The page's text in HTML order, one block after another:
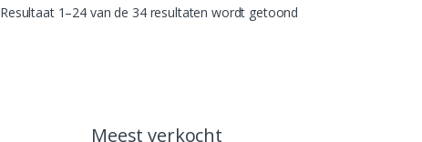
Resultaat 1–24 van de 34 resultaten wordt getoond
Meest verkocht